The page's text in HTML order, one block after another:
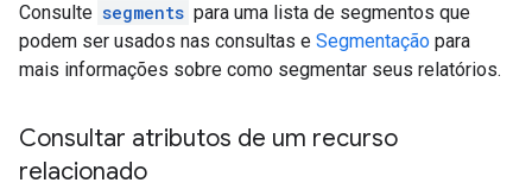
Consulte segments para uma lista de segmentos que
podem ser usados nas consultas e Segmentação para
mais informações sobre como segmentar seus relatórios.
Consultar atributos de um recurso
relacionado